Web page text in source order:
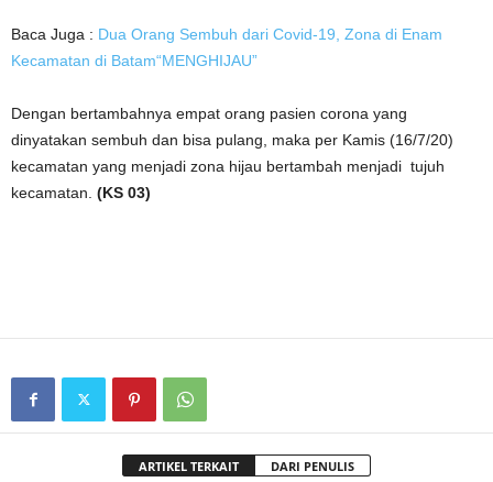
Baca Juga : Dua Orang Sembuh dari Covid-19, Zona di Enam
Kecamatan di Batam“MENGHIJAU”
Dengan bertambahnya empat orang pasien corona yang
dinyatakan sembuh dan bisa pulang, maka per Kamis (16/7/20)
kecamatan yang menjadi zona hijau bertambah menjadi tujuh
kecamatan. (KS 03)
ARTIKEL TERKAIT DARI PENULIS